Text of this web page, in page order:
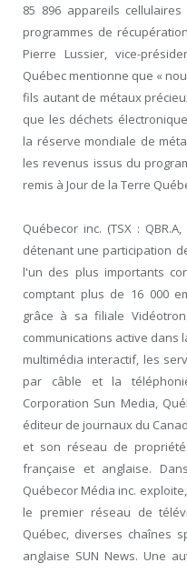
85 896 appareils
programmes de
Pierre Lussier, vice-
Québec mentionne que «
fils autant de métaux
que les déchets
la réserve mondiale de
les revenus issus du
remis à Jour de la Terre
Québecor inc. (TSX :
détenant une participation
l'un des plus importants
comptant plus de 16 000
grâce à sa filiale
communications active
multimédia interactif, les
par câble et la
Corporation Sun Media,
éditeur de journaux du
et son réseau de
française et anglaise.
Québecor Média inc.
le premier réseau de
Québec, diverses chaînes
anglaise SUN News. Une